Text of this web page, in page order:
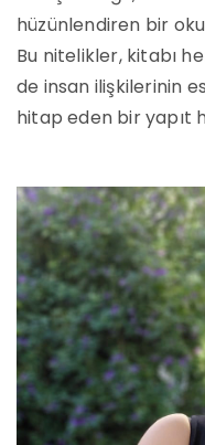
hüzünlendiren bir
Bu nitelikler, kitabı
de insan ilişkilerinin
hitap eden bir yapıt